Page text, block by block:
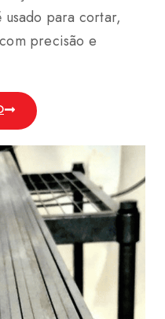
para cortar,
precisão e